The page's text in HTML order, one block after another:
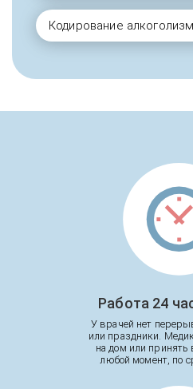
Кодирование
Работа 24
У врачей нет
или праздники.
на дом или принять
любой момент, по